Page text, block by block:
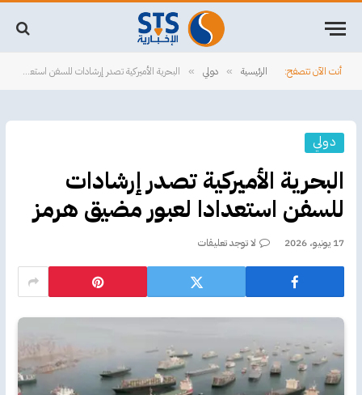
أنت الآن تتصفح: الرئيسية » دولي » البحرية الأميركية تصدر إرشادات للسفن استعدادا لعبور مضيق هرمز
دولي
البحرية الأميركية تصدر إرشادات
للسفن استعدادا لعبور مضيق هرمز
17 يونيو، 2026 لا توجد تعليقات